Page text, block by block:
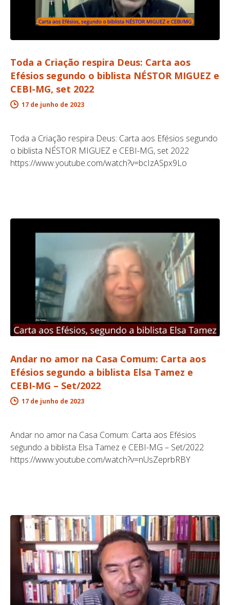
Toda a Criação respira Deus: Carta aos
Efésios segundo o biblista NÉSTOR MIGUEZ e
CEBI-MG, set 2022
17 de junho de 2023
Toda a Criação respira Deus: Carta aos Efésios segundo
o biblista NÉSTOR MIGUEZ e CEBI-MG, set 2022
https://www.youtube.com/watch?v=bcIzASpx9Lo
Andar no amor na Casa Comum: Carta aos
Efésios segundo a biblista Elsa Tamez e
CEBI-MG – Set/2022
17 de junho de 2023
Andar no amor na Casa Comum: Carta aos Efésios
segundo a biblista Elsa Tamez e CEBI-MG – Set/2022
https://www.youtube.com/watch?v=nUsZeprbRBY